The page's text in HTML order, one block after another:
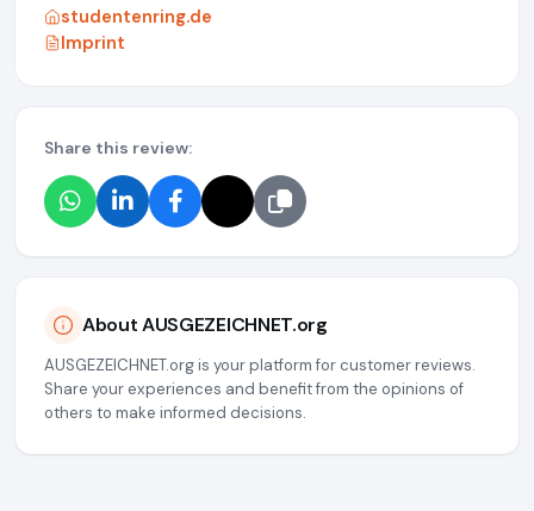
studentenring.de
Imprint
Share this review:
About AUSGEZEICHNET.org
AUSGEZEICHNET.org is your platform for customer reviews.
Share your experiences and benefit from the opinions of
others to make informed decisions.